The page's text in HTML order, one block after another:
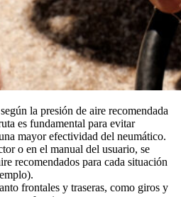
según la presión de aire recomendada
es fundamental para evitar
mayor efectividad del neumático.
o en el manual del usuario, se
recomendados para cada situación
frontales y traseras, como giros y